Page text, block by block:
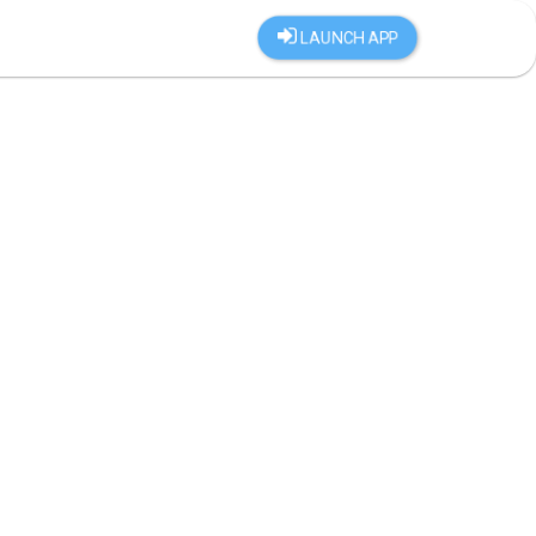
LAUNCH APP